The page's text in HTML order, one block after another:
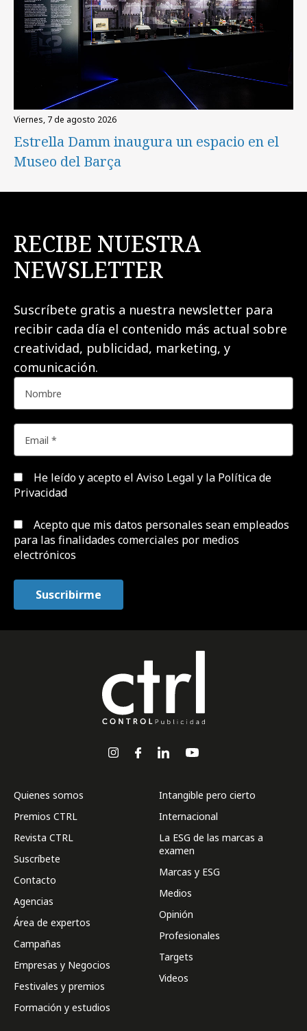
viernes, 7 de agosto 2026
Estrella Damm inaugura un espacio en el
Museo del Barça
RECIBE NUESTRA
NEWSLETTER
Suscríbete gratis a nuestra newsletter para
recibir cada día el contenido más actual sobre
creatividad, publicidad, marketing, y
comunicación.
He leído y acepto el Aviso Legal y la Política de
Privacidad
Acepto que mis datos personales sean empleados
para las finalidades comerciales por medios
electrónicos
Quienes somos
Premios CTRL
Revista CTRL
Suscríbete
Contacto
Agencias
Área de expertos
Campañas
Empresas y Negocios
Festivales y premios
Formación y estudios
Intangible pero cierto
Internacional
La ESG de las marcas a
examen
Marcas y ESG
Medios
Opinión
Profesionales
Targets
Videos